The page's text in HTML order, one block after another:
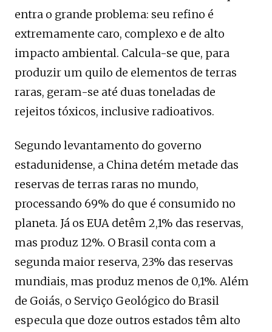
entra o grande problema: seu refino é
extremamente caro, complexo e de alto
impacto ambiental. Calcula-se que, para
produzir um quilo de elementos de terras
raras, geram-se até duas toneladas de
rejeitos tóxicos, inclusive radioativos.
Segundo levantamento do governo
estadunidense, a China detém metade das
reservas de terras raras no mundo,
processando 69% do que é consumido no
planeta. Já os EUA detêm 2,1% das reservas,
mas produz 12%. O Brasil conta com a
segunda maior reserva, 23% das reservas
mundiais, mas produz menos de 0,1%. Além
de Goiás, o Serviço Geológico do Brasil
especula que doze outros estados têm alto